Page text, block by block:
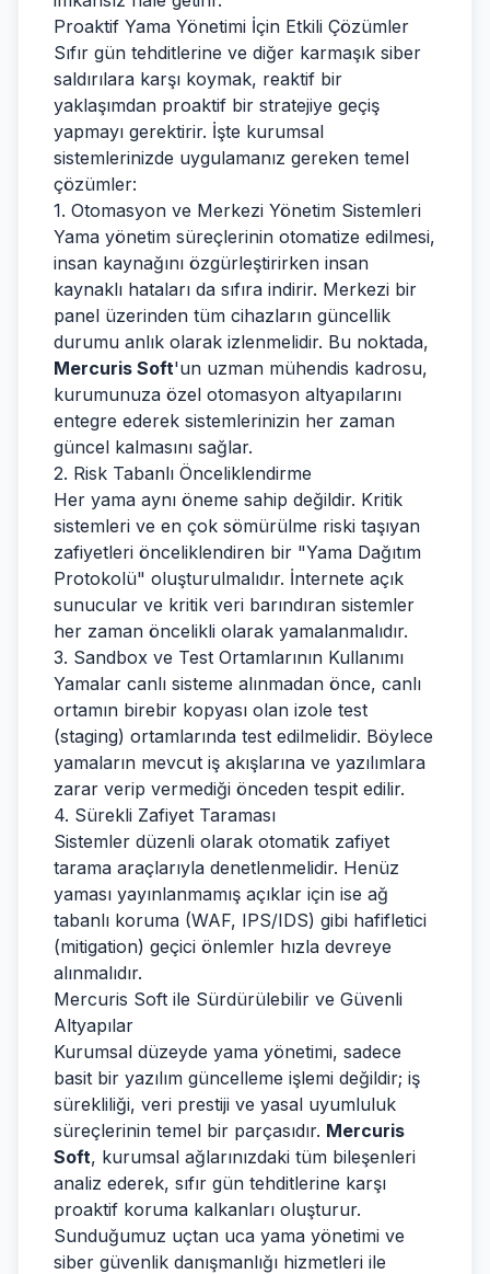
Proaktif Yama Yönetimi İçin Etkili Çözümler
Sıfır gün tehditlerine ve diğer karmaşık siber
saldırılara karşı koymak, reaktif bir
yaklaşımdan proaktif bir stratejiye geçiş
yapmayı gerektirir. İşte kurumsal
sistemlerinizde uygulamanız gereken temel
çözümler:
1. Otomasyon ve Merkezi Yönetim Sistemleri
Yama yönetim süreçlerinin otomatize edilmesi,
insan kaynağını özgürleştirirken insan
kaynaklı hataları da sıfıra indirir. Merkezi bir
panel üzerinden tüm cihazların güncellik
durumu anlık olarak izlenmelidir. Bu noktada,
Mercuris Soft'un uzman mühendis kadrosu,
kurumunuza özel otomasyon altyapılarını
entegre ederek sistemlerinizin her zaman
güncel kalmasını sağlar.
2. Risk Tabanlı Önceliklendirme
Her yama aynı öneme sahip değildir. Kritik
sistemleri ve en çok sömürülme riski taşıyan
zafiyetleri önceliklendiren bir "Yama Dağıtım
Protokolü" oluşturulmalıdır. İnternete açık
sunucular ve kritik veri barındıran sistemler
her zaman öncelikli olarak yamalanmalıdır.
3. Sandbox ve Test Ortamlarının Kullanımı
Yamalar canlı sisteme alınmadan önce, canlı
ortamın birebir kopyası olan izole test
(staging) ortamlarında test edilmelidir. Böylece
yamaların mevcut iş akışlarına ve yazılımlara
zarar verip vermediği önceden tespit edilir.
4. Sürekli Zafiyet Taraması
Sistemler düzenli olarak otomatik zafiyet
tarama araçlarıyla denetlenmelidir. Henüz
yaması yayınlanmamış açıklar için ise ağ
tabanlı koruma (WAF, IPS/IDS) gibi hafifletici
(mitigation) geçici önlemler hızla devreye
alınmalıdır.
Mercuris Soft ile Sürdürülebilir ve Güvenli
Altyapılar
Kurumsal düzeyde yama yönetimi, sadece
basit bir yazılım güncelleme işlemi değildir; iş
sürekliliği, veri prestiji ve yasal uyumluluk
süreçlerinin temel bir parçasıdır. Mercuris
Soft, kurumsal ağlarınızdaki tüm bileşenleri
analiz ederek, sıfır gün tehditlerine karşı
proaktif koruma kalkanları oluşturur.
Sunduğumuz uçtan uca yama yönetimi ve
siber güvenlik danışmanlığı hizmetleri ile